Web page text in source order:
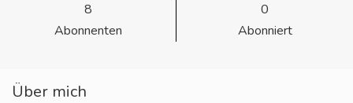
8
Abonnenten
0
Abonniert
Über mich